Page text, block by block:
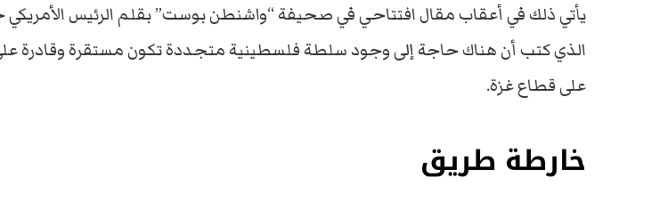
يأتي ذلك في أعقاب مقال افتتاحي في صحيفة “واشنطن بوست” بقلم الرئيس الأمريكي
الذي كتب أن هناك حاجة إلى وجود سلطة فلسطينية متجددة تكون مستقرة وقادرة
على قطاع غزة.
خارطة طريق